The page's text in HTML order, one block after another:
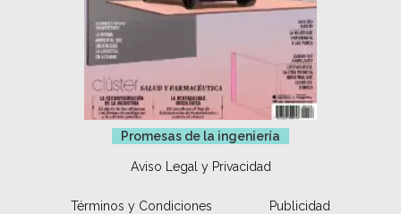
Promesas de la ingeniería
Aviso Legal y Privacidad
Términos y Condiciones Publicidad